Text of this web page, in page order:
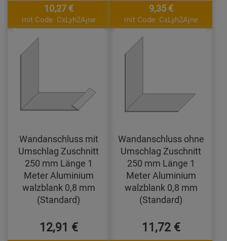
10,27 €
mit Code: CxLyh2Ajne
9,35 €
mit Code: CxLyh2Ajne
Wandanschluss mit
Umschlag Zuschnitt
250 mm Länge 1
Meter Aluminium
walzblank 0,8 mm
(Standard)
12,91 €
Wandanschluss ohne
Umschlag Zuschnitt
250 mm Länge 1
Meter Aluminium
walzblank 0,8 mm
(Standard)
11,72 €